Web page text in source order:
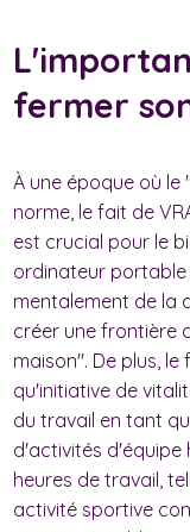
fermer
À une époque où
norme, le fait de
est crucial pour le
ordinateur
mentalement de la
créer une frontière
maison". De plus,
qu'initiative de
du travail en tant
d'activités d'équipe
heures de travail,
activité sportive